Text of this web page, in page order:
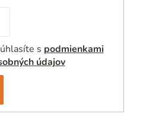
s podmienkami
údajov